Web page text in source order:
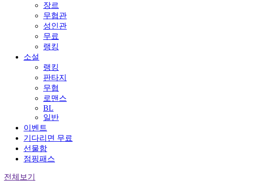
장르
무협관
성인관
무료
랭킹
소설
랭킹
판타지
무협
로맨스
BL
일반
이벤트
기다리면 무료
선물함
점핑패스
전체보기